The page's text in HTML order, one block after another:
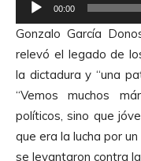
d
i
o
e
p
r
o
u
c
00:00
Gonzalo García
relevó el legado de
la dictadura y “una
“Vemos muchos
políticos, sino que
que era la lucha por
se levantaron contra